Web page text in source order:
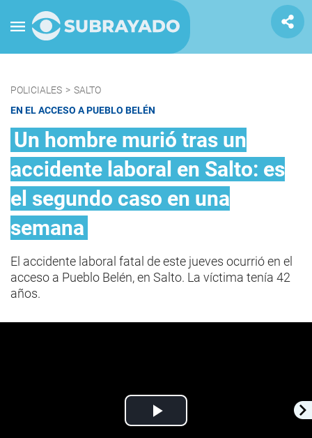
POLICIALES > SALTO
EN EL ACCESO A PUEBLO BELÉN
Un hombre murió tras un
accidente laboral en Salto: es
el segundo caso en una
semana
El accidente laboral fatal de este jueves ocurrió en el
acceso a Pueblo Belén, en Salto. La víctima tenía 42
años.
Play